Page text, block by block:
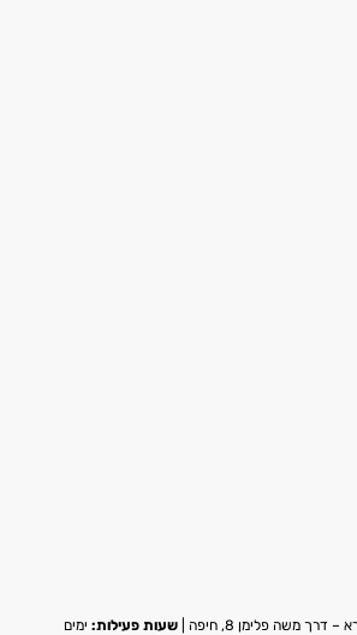
משה פלימן 8, חיפה | שעות פעילות: ימים